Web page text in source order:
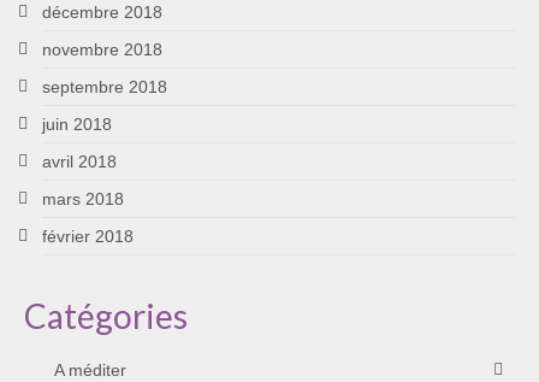
décembre 2018
novembre 2018
septembre 2018
juin 2018
avril 2018
mars 2018
février 2018
Catégories
A méditer